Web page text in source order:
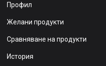
Профил
Желани продукти
Сравняване на продукти
История